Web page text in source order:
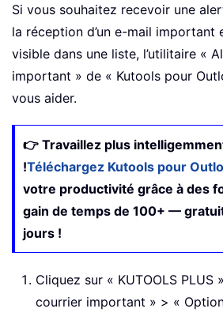
Si vous souhaitez recevoir une
la réception d’un e-mail important
visible dans une liste, l’utilitaire «
important » de « Kutools pour
vous aider.
👉 Travaillez plus
!Téléchargez Kutools pour
votre productivité grâce à des
gain de temps de 100+ —
jours !
Cliquez sur « KUTOOLS PLUS
courrier important » > «